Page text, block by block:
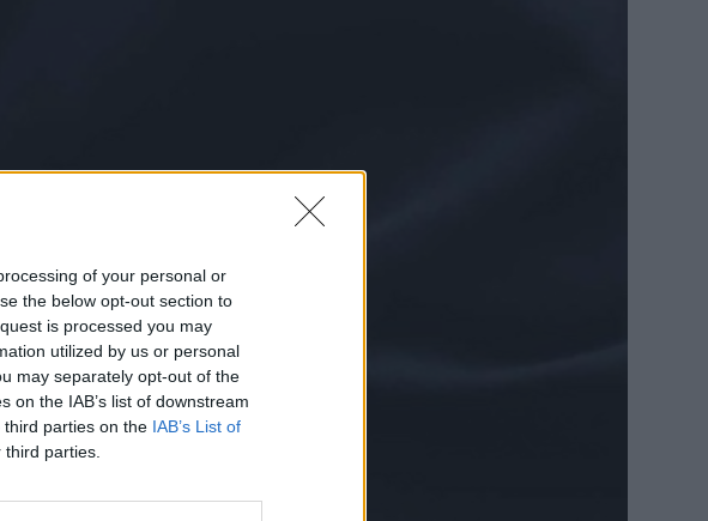
of your personal or
the below opt-out section to
is processed you may
utilized by us or personal
may separately opt-out of the
on the IAB’s list of downstream
parties on the IAB’s List of
parties.